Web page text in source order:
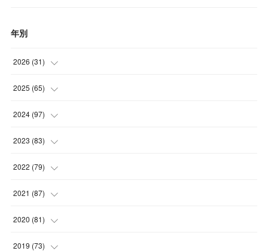
年別
2026 (31)
(4
(4
(5
(4
2025 (65)
(5
(6
(6
(6
2024 (97)
(5
(7
(7
(8
2023 (83)
(6
(7
(7
(9
2022 (79)
(4
(8
(10
2021 (87)
(12 )
(9
2020 (81)
(10 )
2019 (73)